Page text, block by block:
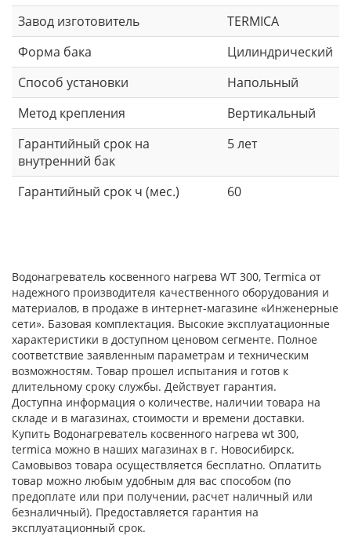
Завод изготовитель
TERMICA
Форма бака
Цилиндрический
Способ установки
Напольный
Метод крепления
Вертикальный
Гарантийный срок на
внутренний бак
5 лет
Гарантийный срок ч (мес.) 60
Водонагреватель косвенного нагрева WT 300, Termica от
надежного производителя качественного оборудования и
материалов, в продаже в интернет-магазине «Инженерные
сети». Базовая комплектация. Высокие эксплуатационные
характеристики в доступном ценовом сегменте. Полное
соответствие заявленным параметрам и техническим
возможностям. Товар прошел испытания и готов к
длительному сроку службы. Действует гарантия.
Доступна информация о количестве, наличии товара на
складе и в магазинах, стоимости и времени доставки.
Купить Водонагреватель косвенного нагрева wt 300,
termica можно в наших магазинах в г. Новосибирск.
Самовывоз товара осуществляется бесплатно. Оплатить
товар можно любым удобным для вас способом (по
предоплате или при получении, расчет наличный или
безналичный). Предоставляется гарантия на
эксплуатационный срок.